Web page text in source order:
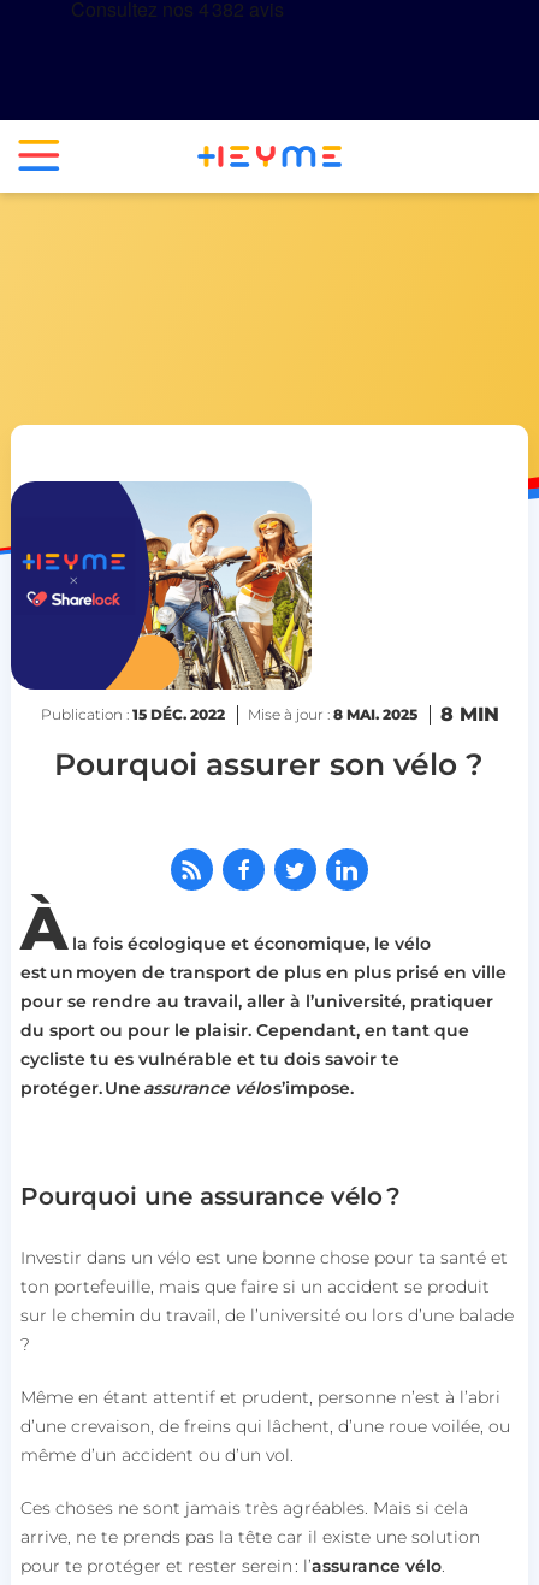
Publication : 15 DÉC. 2022 Mise à jour : 8 MAI. 2025 8 MIN
Pourquoi assurer son vélo ?
Àla fois écologique et économique, le vélo
est un moyen de transport de plus en plus prisé en ville
pour se rendre au travail, aller à l’université, pratiquer
du sport ou pour le plaisir. Cependant, en tant que
cycliste tu es vulnérable et tu dois savoir te
protéger. Uneassurance vélos’impose.
Pourquoi une assurance vélo ?
Investir dans un vélo est une bonne chose pour ta santé et
ton portefeuille, mais que faire si un accident se produit
sur le chemin du travail, de l’université ou lors d’une balade
?
Même en étant attentif et prudent, personne n’est à l’abri
d’une crevaison, de freins qui lâchent, d’une roue voilée, ou
même d’un accident ou d’un vol.
Ces choses ne sont jamais très agréables. Mais si cela
arrive, ne te prends pas la tête car il existe une solution
pour te protéger et rester serein : l’assurance vélo.